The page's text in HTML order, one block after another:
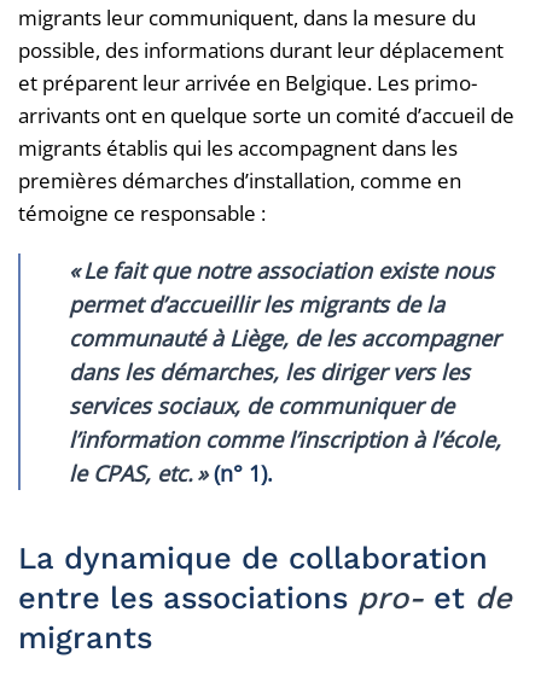
migrants leur communiquent, dans la mesure du
possible, des informations durant leur déplacement
et préparent leur arrivée en Belgique. Les primo-
arrivants ont en quelque sorte un comité d’accueil de
migrants établis qui les accompagnent dans les
premières démarches d’installation, comme en
témoigne ce responsable :
«Le fait que notre association existe nous
permet d’accueillir les migrants de la
communauté à Liège, de les accompagner
dans les démarches, les diriger vers les
services sociaux, de communiquer de
l’information comme l’inscription à l’école,
le CPAS, etc.»(n° 1).
La dynamique de collaboration
entre les associations pro- et de
migrants